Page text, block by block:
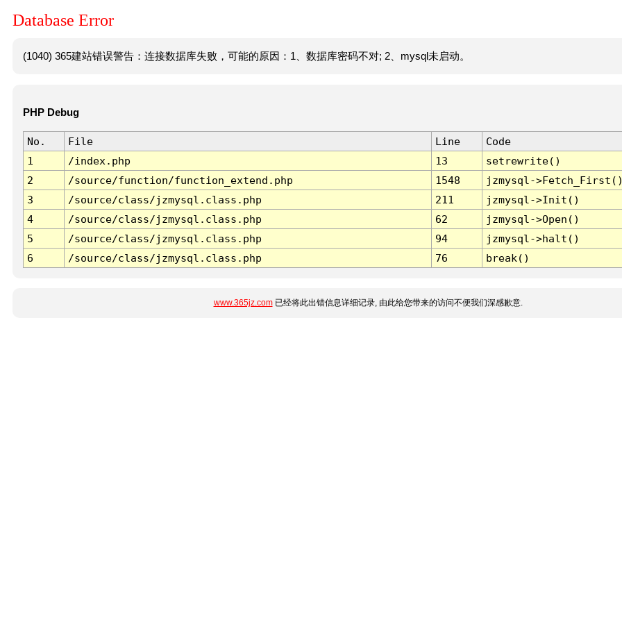
Database Error
(1040) 365建站错误警告：连接数据库失败，可能的原因：1、数据库密码不对; 2、mysql未启动。
PHP Debug
No. File Line
Code
1
/index.php 13
setrewrite()
2
/source/function/function_extend.php 1548
jzmysql-
3
/source/class/jzmysql.class.php 211
jzmysql->Init()
4
/source/class/jzmysql.class.php 62
jzmysql->Open()
5
/source/class/jzmysql.class.php 94
jzmysql->halt()
6
/source/class/jzmysql.class.php 76 break()
www.365jz.com已经将此出错信息详细记录, 由此给您带来的访问不便我们深感歉意.